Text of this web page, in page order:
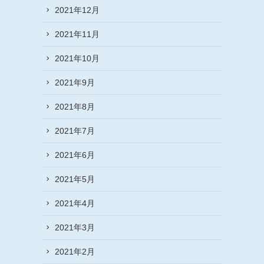
2021年12月
2021年11月
2021年10月
2021年9月
2021年8月
2021年7月
2021年6月
2021年5月
2021年4月
2021年3月
2021年2月